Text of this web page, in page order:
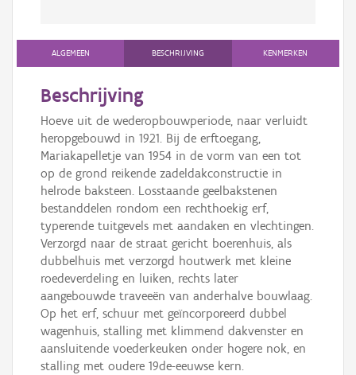
ALGEMEEN BESCHRIJVING KENMERKEN
Beschrijving
Hoeve uit de wederopbouwperiode, naar verluidt
heropgebouwd in 1921. Bij de erftoegang,
Mariakapelletje van 1954 in de vorm van een tot
op de grond reikende zadeldakconstructie in
helrode baksteen. Losstaande geelbakstenen
bestanddelen rondom een rechthoekig erf,
typerende tuitgevels met aandaken en vlechtingen.
Verzorgd naar de straat gericht boerenhuis, als
dubbelhuis met verzorgd houtwerk met kleine
roedeverdeling en luiken, rechts later
aangebouwde traveeën van anderhalve bouwlaag.
Op het erf, schuur met geïncorporeerd dubbel
wagenhuis, stalling met klimmend dakvenster en
aansluitende voederkeuken onder hogere nok, en
stalling met oudere 19de-eeuwse kern.